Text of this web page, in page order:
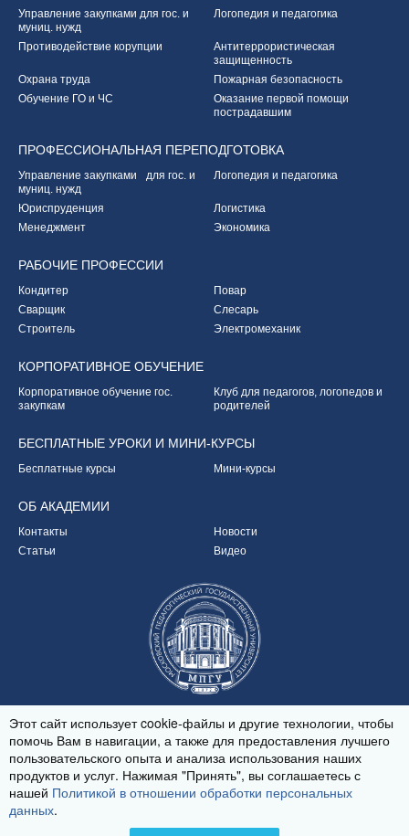
Управление закупками для гос. и
муниц. нужд
Логопедия и педагогика
Противодействие корупции
Антитеррористическая
защищенность
Охрана труда
Пожарная безопасность
Обучение ГО и ЧС
Оказание первой помощи
пострадавшим
ПРОФЕССИОНАЛЬНАЯ ПЕРЕПОДГОТОВКА
Управление закупками для гос. и
муниц. нужд
Логопедия и педагогика
Юриспруденция
Логистика
Менеджмент
Экономика
РАБОЧИЕ ПРОФЕССИИ
Кондитер
Повар
Сварщик
Слесарь
Строитель
Электромеханик
КОРПОРАТИВНОЕ ОБУЧЕНИЕ
Корпоративное обучение гос.
закупкам
Клуб для педагогов, логопедов и
родителей
БЕСПЛАТНЫЕ УРОКИ И МИНИ-КУРСЫ
Бесплатные курсы Мини-курсы
ОБ АКАДЕМИИ
Контакты
Новости
Статьи
Видео
© 2020-2026
Политика обработки персональных данных
Этот сайт использует cookie-файлы и другие технологии, чтобы
помочь Вам в навигации, а также для предоставления лучшего
пользовательского опыта и анализа использования наших
продуктов и услуг. Нажимая "Принять", вы соглашаетесь с
нашей Политикой в отношении обработки персональных
данных.